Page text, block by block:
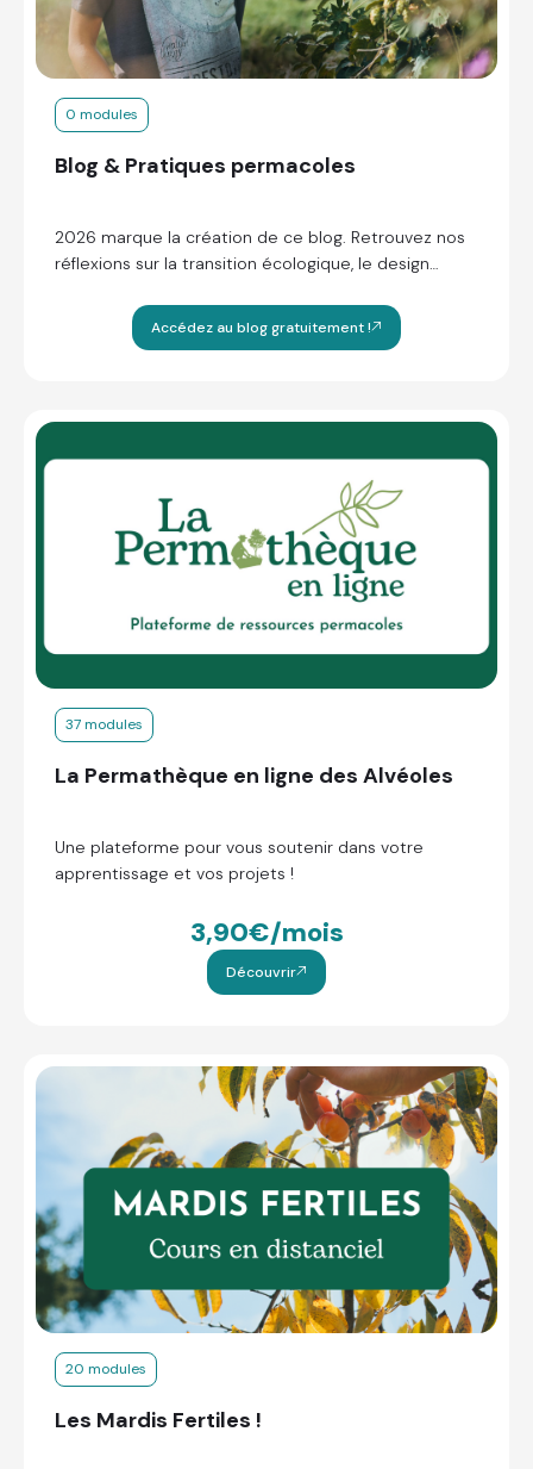
0 modules
Blog & Pratiques permacoles
2026 marque la création de ce blog. Retrouvez nos
réflexions sur la transition écologique, le design
Accédez au blog gratuitement !
37 modules
La Permathèque en ligne des Alvéoles
Une plateforme pour vous soutenir dans votre
apprentissage et vos projets !
3,90€/mois
Découvrir
20 modules
Les Mardis Fertiles !